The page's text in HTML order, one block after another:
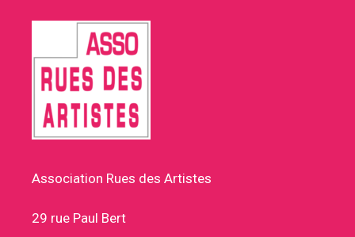
Association Rues des Artistes
29 rue Paul Bert